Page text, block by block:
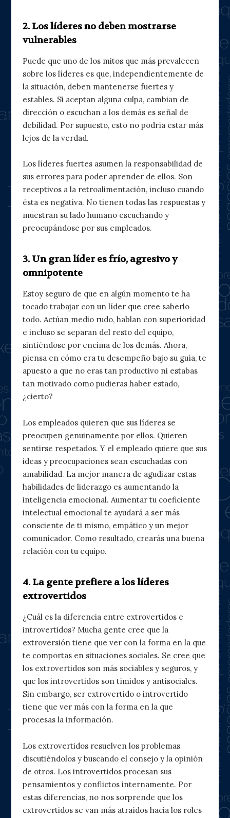
2. Los líderes no deben mostrarse
vulnerables
Puede que uno de los mitos que más prevalecen
sobre los líderes es que, independientemente de
la situación, deben mantenerse fuertes y
estables. Si aceptan alguna culpa, cambian de
dirección o escuchan a los demás es señal de
debilidad. Por supuesto, esto no podría estar más
lejos de la verdad.
Los líderes fuertes asumen la responsabilidad de
sus errores para poder aprender de ellos. Son
receptivos a la retroalimentación, incluso cuando
ésta es negativa. No tienen todas las respuestas y
muestran su lado humano escuchando y
preocupándose por sus empleados.
3. Un gran líder es frío, agresivo y
omnipotente
Estoy seguro de que en algún momento te ha
tocado trabajar con un líder que cree saberlo
todo. Actúan medio rudo, hablan con superioridad
e incluso se separan del resto del equipo,
sintiéndose por encima de los demás. Ahora,
piensa en cómo era tu desempeño bajo su guía, te
apuesto a que no eras tan productivo ni estabas
tan motivado como pudieras haber estado,
¿cierto?
Los empleados quieren que sus líderes se
preocupen genuinamente por ellos. Quieren
sentirse respetados. Y el empleado quiere que sus
ideas y preocupaciones sean escuchadas con
amabilidad. La mejor manera de agudizar estas
habilidades de liderazgo es aumentando la
inteligencia emocional. Aumentar tu coeficiente
intelectual emocional te ayudará a ser más
consciente de ti mismo, empático y un mejor
comunicador. Como resultado, crearás una buena
relación con tu equipo.
4. La gente prefiere a los líderes
extrovertidos
¿Cuál es la diferencia entre extrovertidos e
introvertidos? Mucha gente cree que la
extroversión tiene que ver con la forma en la que
te comportas en situaciones sociales. Se cree que
los extrovertidos son más sociables y seguros, y
que los introvertidos son tímidos y antisociales.
Sin embargo, ser extrovertido o introvertido
tiene que ver más con la forma en la que
procesas la información.
Los extrovertidos resuelven los problemas
discutiéndolos y buscando el consejo y la opinión
de otros. Los introvertidos procesan sus
pensamientos y conflictos internamente. Por
estas diferencias, no nos sorprende que los
extrovertidos se van más atraídos hacia los roles